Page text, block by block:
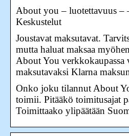
About you – luotettavuus –
Keskustelut
Joustavat maksutavat.
mutta haluat maksaa
About You verkkokaupassa
maksutavaksi Klarna
Onko joku tilannut About
toimii. Pitääkö toimitusajat
Toimittaako ylipäätään